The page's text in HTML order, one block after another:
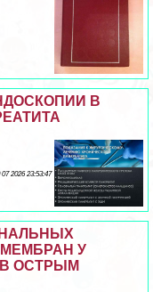
В
07 2026 23:53:47
У
ОСТРЫМ